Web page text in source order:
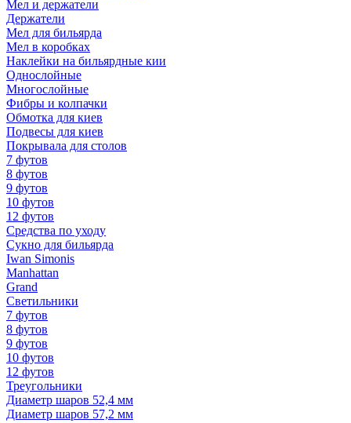
Мел и держатели
Держатели
Мел для бильярда
Мел в коробках
Наклейки на бильярдные кии
Однослойные
Многослойные
Фибры и колпачки
Обмотка для киев
Подвесы для киев
Покрывала для столов
7 футов
8 футов
9 футов
10 футов
12 футов
Средства по уходу
Сукно для бильярда
Iwan Simonis
Manhattan
Grand
Светильники
7 футов
8 футов
9 футов
10 футов
12 футов
Треугольники
Диаметр шаров 52,4 мм
Диаметр шаров 57,2 мм